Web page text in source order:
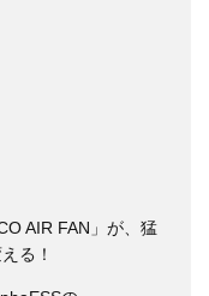
AIR FAN」が、猛
る！